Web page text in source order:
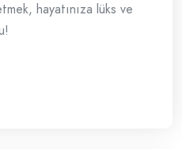
hayatınıza lüks ve